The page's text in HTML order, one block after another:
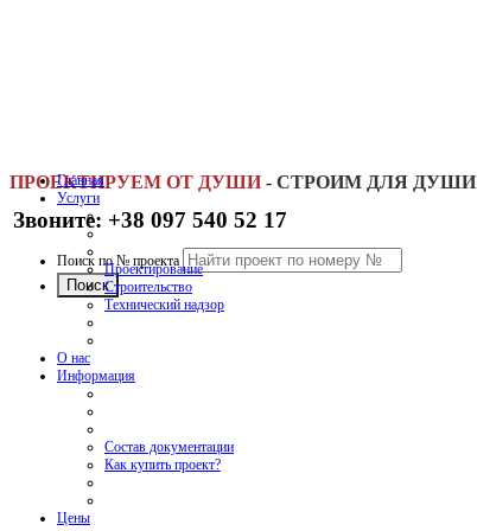
ПРОЕКТИРУЕМ ОТ ДУШИ - СТРОИМ ДЛЯ ДУШИ
Звоните: +38 097 540 52 17
Поиск по № проекта
Главная
Услуги
Проектирование
Строительство
Технический надзор
О нас
Информация
Состав документации
Как купить проект?
Цены